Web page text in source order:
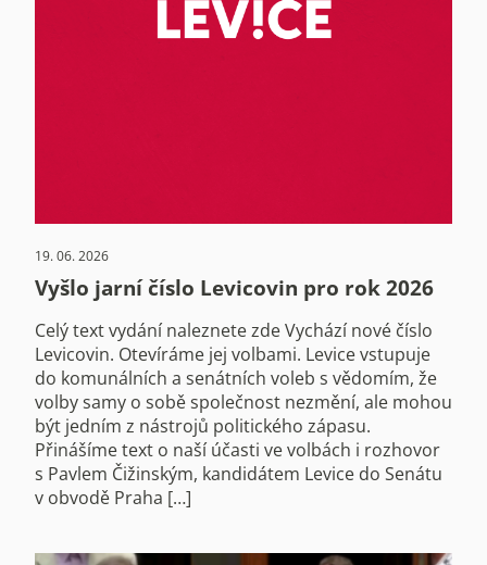
19. 06. 2026
Vyšlo jarní číslo Levicovin pro rok 2026
Celý text vydání naleznete zde Vychází nové číslo
Levicovin. Otevíráme jej volbami. Levice vstupuje
do komunálních a senátních voleb s vědomím, že
volby samy o sobě společnost nezmění, ale mohou
být jedním z nástrojů politického zápasu.
Přinášíme text o naší účasti ve volbách i rozhovor
s Pavlem Čižinským, kandidátem Levice do Senátu
v obvodě Praha […]